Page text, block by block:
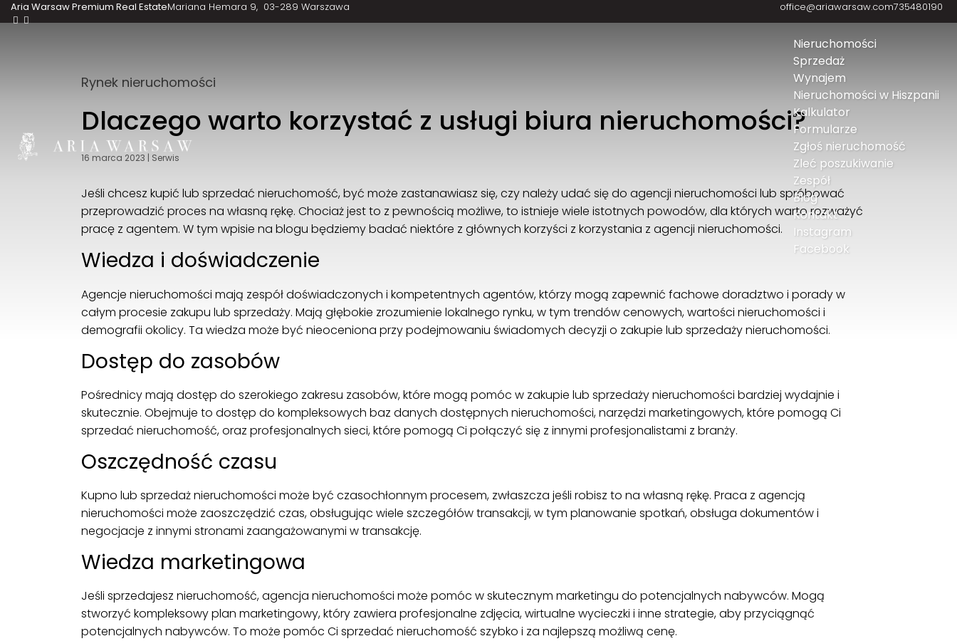
Aria Warsaw Premium Real EstateMariana Hemara 9 03-289 Warszawa office@ariawarsaw.com735480190
Nieruchomości
Sprzedaż
Wynajem
Nieruchomości w Hiszpanii
Kalkulator
Formularze
Zgłoś nieruchomość
Zleć poszukiwanie
Zespół
Blog
Kontakt
Instagram
Facebook
Rynek nieruchomości
Dlaczego warto korzystać z usługi biura nieruchomości?
16 marca 2023 | Serwis
Jeśli chcesz kupić lub sprzedać nieruchomość, być może zastanawiasz się, czy należy udać się do agencji nieruchomości lub spróbować
przeprowadzić proces na własną rękę. Chociaż jest to z pewnością możliwe, to istnieje wiele istotnych powodów, dla których warto rozważyć
pracę z agentem. W tym wpisie na blogu będziemy badać niektóre z głównych korzyści z korzystania z agencji nieruchomości.
Wiedza i doświadczenie
Agencje nieruchomości mają zespół doświadczonych i kompetentnych agentów, którzy mogą zapewnić fachowe doradztwo i porady w
całym procesie zakupu lub sprzedaży. Mają głębokie zrozumienie lokalnego rynku, w tym trendów cenowych, wartości nieruchomości i
demografii okolicy. Ta wiedza może być nieoceniona przy podejmowaniu świadomych decyzji o zakupie lub sprzedaży nieruchomości.
Dostęp do zasobów
Pośrednicy mają dostęp do szerokiego zakresu zasobów, które mogą pomóc w zakupie lub sprzedaży nieruchomości bardziej wydajnie i
skutecznie. Obejmuje to dostęp do kompleksowych baz danych dostępnych nieruchomości, narzędzi marketingowych, które pomogą Ci
sprzedać nieruchomość, oraz profesjonalnych sieci, które pomogą Ci połączyć się z innymi profesjonalistami z branży.
Oszczędność czasu
Kupno lub sprzedaż nieruchomości może być czasochłonnym procesem, zwłaszcza jeśli robisz to na własną rękę. Praca z agencją
nieruchomości może zaoszczędzić czas, obsługując wiele szczegółów transakcji, w tym planowanie spotkań, obsługa dokumentów i
negocjacje z innymi stronami zaangażowanymi w transakcję.
Wiedza marketingowa
Jeśli sprzedajesz nieruchomość, agencja nieruchomości może pomóc w skutecznym marketingu do potencjalnych nabywców. Mogą
stworzyć kompleksowy plan marketingowy, który zawiera profesjonalne zdjęcia, wirtualne wycieczki i inne strategie, aby przyciągnąć
potencjalnych nabywców. To może pomóc Ci sprzedać nieruchomość szybko i za najlepszą możliwą cenę.